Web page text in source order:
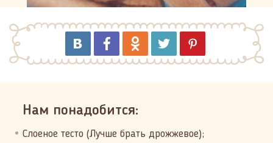
Нам понадобится:
Слоеное тесто (Лучше брать дрожжевое);